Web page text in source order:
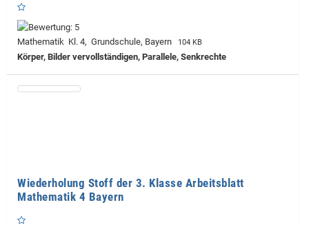
Mathematik Kl. 4, Grundschule, Bayern 104 KB
Körper, Bilder vervollständigen, Parallele, Senkrechte
Wiederholung Stoff der 3. Klasse Arbeitsblatt
Mathematik 4 Bayern